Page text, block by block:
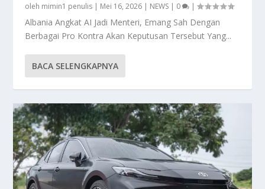
oleh mimin1 penulis | Mei 16, 2026 | NEWS | 0 |
Albania Angkat AI Jadi Menteri, Emang Sah Dengan
Berbagai Pro Kontra Akan Keputusan Tersebut Yang...
BACA SELENGKAPNYA